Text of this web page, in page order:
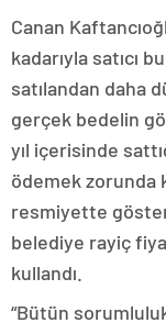
Canan
kadarıyla satıcı
satılandan daha
gerçek bedelin
yıl içerisinde
ödemek zorunda
resmiyette
belediye rayiç
kullandı.
“Bütün